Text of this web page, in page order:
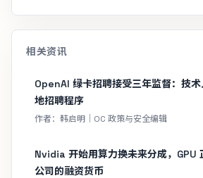
相关资讯
OpenAI 绿卡招聘接受三年监督：技
地招聘程序
作者：韩启明｜OC 政策与安全编辑
Nvidia 开始用算力换未来分成，GPU
公司的融资货币